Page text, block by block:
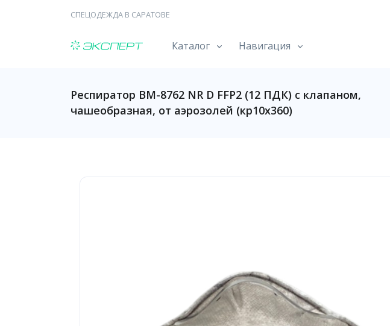
СПЕЦОДЕЖДА В САРАТОВЕ
Каталог Навигация
Респиратор ВМ-8762 NR D FFP2 (12 ПДК) с клапаном,
чашеобразная, от аэрозолей (кр10х360)